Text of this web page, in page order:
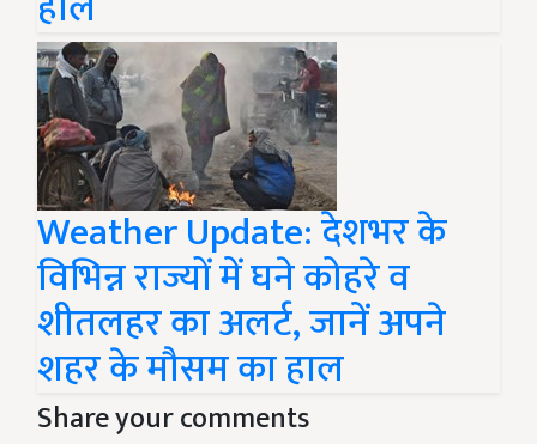
Weather Update: देशभर के
विभिन्न राज्यों में घने कोहरे व
शीतलहर का अलर्ट, जानें अपने
शहर के मौसम का हाल
Share your comments